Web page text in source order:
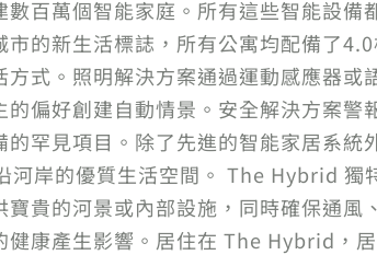
百萬個智能家庭。所有這些智能設
的新生活標誌，所有公寓均配備了
式。照明解決方案通過運動感應器
偏好創建自動情景。安全解決方案
的罕見項目。除了先進的智能家居系
河岸的優質生活空間。 The Hybrid 獨
貴的河景或內部設施，同時確保通
康產生影響。居住在 The Hybrid，